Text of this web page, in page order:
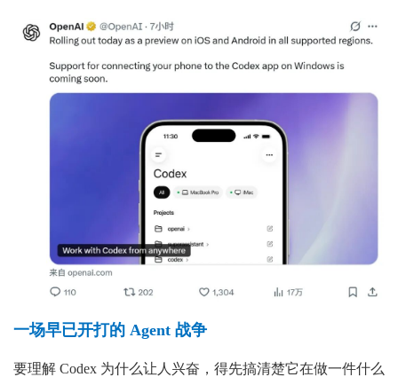
一场早已开打的 Agent 战争
要理解 Codex 为什么让人兴奋，得先搞清楚它在做一件什么